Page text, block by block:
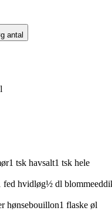
antal
1 tsk havsalt1 tsk hele
fed hvidløg½ dl
hønsebouillon1 flaske øl